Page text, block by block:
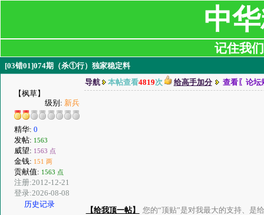
中
记住我
[03错01]074期（杀①行）独家稳定料
【枫草】
级别: 新兵
精华: 0
发帖: 1563
威望: 1563 点
金钱: 151 两
贡献值: 1563 点
注册:2012-12-21
登录:2026-08-08
历史记录
导航 本帖查看4819次 给高手加分 查看〖论坛
【给我顶一帖】 您的“顶贴”是对我最大的支持、是